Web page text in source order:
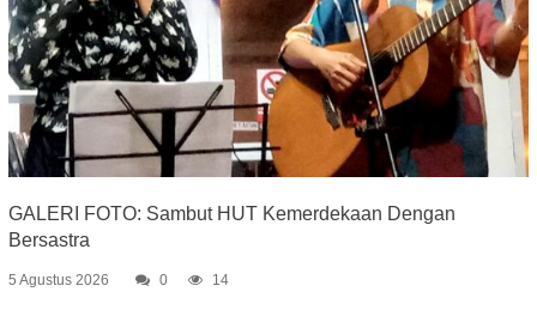
GALERI FOTO: Sambut HUT Kemerdekaan Dengan
Bersastra
5 Agustus 2026 0 14